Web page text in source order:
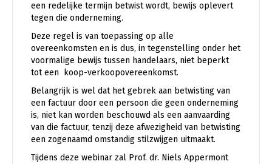
een redelijke termijn betwist wordt, bewijs oplevert
tegen die onderneming.
Deze regel is van toepassing op alle
overeenkomsten en is dus, in tegenstelling onder het
voormalige bewijs tussen handelaars, niet beperkt
tot een koop-verkoopovereenkomst.
Belangrijk is wel dat het gebrek aan betwisting van
een factuur door een persoon die geen onderneming
is, niet kan worden beschouwd als een aanvaarding
van die factuur, tenzij deze afwezigheid van betwisting
een zogenaamd omstandig stilzwijgen uitmaakt.
Tijdens deze webinar zal Prof. dr. Niels Appermont